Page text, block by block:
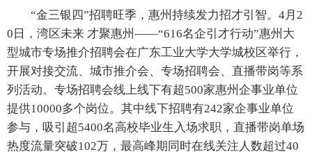
“金三银四”招聘旺季，惠州持续发力招才引智。4月2
0日，湾区未来 才聚惠州——“616名企引才行动”惠州大
型城市专场推介招聘会在广东工业大学大学城校区举行，
开展对接交流、城市推介会、专场招聘会、直播带岗等系
列活动。专场招聘会线上线下有超500家惠州企事业单位
提供10000多个岗位。其中线下招聘有242家企事业单位
参与，吸引超5400名高校毕业生入场求职，直播带岗单场
热度流量突破102万，最高峰期同时在线关注人数超过40